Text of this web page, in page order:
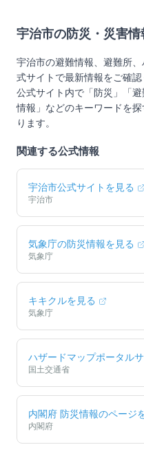
宇治市の防災・災害情
宇治市の避難情報、避難所、
式サイトで最新情報をご確認
公式サイト内で「防災」「
情報」などのキーワードを
ります。
関連する公式情報
宇治市公式サイトを見る
宇治市
気象庁の防災情報を見る
気象庁
キキクルを見る
気象庁
ハザードマップポータル
国土交通省
内閣府 防災情報のページ
内閣府